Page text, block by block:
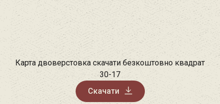
Карта двоверстовка скачати безкоштовно квадрат
30-17
Скачати